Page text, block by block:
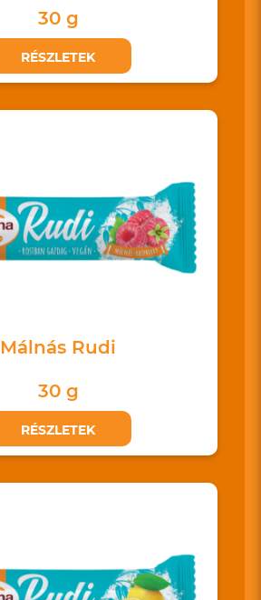
30 g
RÉSZLETEK
Málnás Rudi
30 g
RÉSZLETEK